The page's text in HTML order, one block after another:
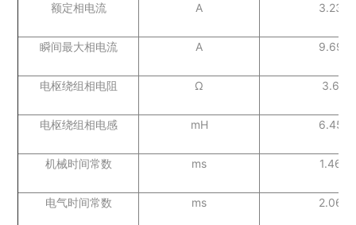
额定相电流 A 3.23
瞬间最大相电流 A 9.69
电枢绕组相电阻 Ω 3.6
电枢绕组相电感 mH 6.45
机械时间常数 ms 1.46
电气时间常数 ms 2.06